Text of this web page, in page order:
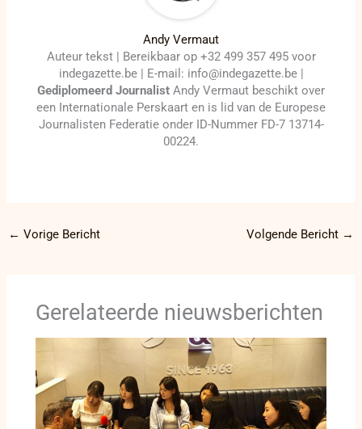
Andy Vermaut
Auteur tekst | Bereikbaar op +32 499 357 495 voor
indegazette.be | E-mail: info@indegazette.be |
Gediplomeerd Journalist Andy Vermaut beschikt over
een Internationale Perskaart en is lid van de Europese
Journalisten Federatie onder ID-Nummer FD-7 13714-
00224.
← Vorige Bericht Volgende Bericht →
Gerelateerde nieuwsberichten